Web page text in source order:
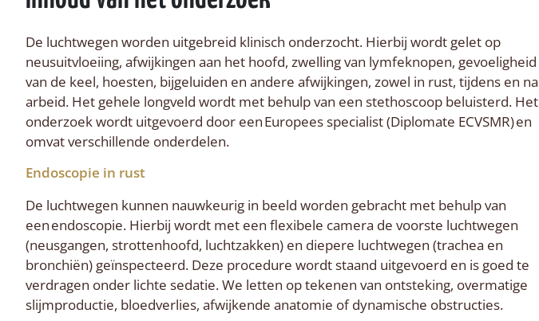
De luchtwegen worden uitgebreid klinisch onderzocht. Hierbij wordt gelet op
neusuitvloeiing, afwijkingen aan het hoofd, zwelling van lymfeknopen, gevoeligheid
van de keel, hoesten, bijgeluiden en andere afwijkingen, zowel in rust, tijdens en na
arbeid. Het gehele longveld wordt met behulp van een stethoscoop beluisterd. Het
onderzoek wordt uitgevoerd door een Europees specialist (Diplomate ECVSMR) en
omvat verschillende onderdelen.
Endoscopie in rust
De luchtwegen kunnen nauwkeurig in beeld worden gebracht met behulp van
een endoscopie. Hierbij wordt met een flexibele camera de voorste luchtwegen
(neusgangen, strottenhoofd, luchtzakken) en diepere luchtwegen (trachea en
bronchiën) geïnspecteerd. Deze procedure wordt staand uitgevoerd en is goed te
verdragen onder lichte sedatie. We letten op tekenen van ontsteking, overmatige
slijmproductie, bloedverlies, afwijkende anatomie of dynamische obstructies.